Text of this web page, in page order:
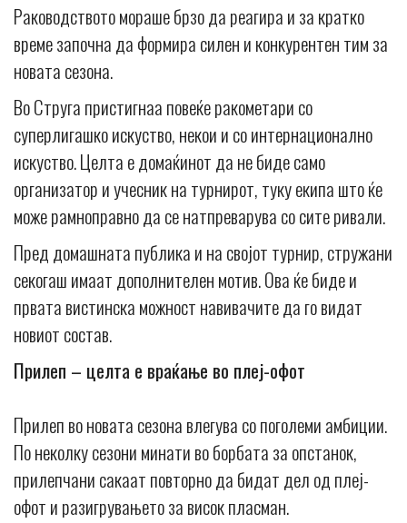
Раководството мораше брзо да реагира и за кратко
време започна да формира силен и конкурентен тим за
новата сезона.
Во Струга пристигнаа повеќе ракометари со
суперлигашко искуство, некои и со интернационално
искуство. Целта е домаќинот да не биде само
организатор и учесник на турнирот, туку екипа што ќе
може рамноправно да се натпреварува со сите ривали.
Пред домашната публика и на својот турнир, стружани
секогаш имаат дополнителен мотив. Ова ќе биде и
првата вистинска можност навивачите да го видат
новиот состав.
Прилеп – целта е враќање во плеј-офот
Прилеп во новата сезона влегува со поголеми амбиции.
По неколку сезони минати во борбата за опстанок,
прилепчани сакаат повторно да бидат дел од плеј-
офот и разигрувањето за висок пласман.